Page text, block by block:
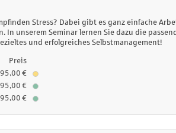
Stress? Dabei gibt es ganz einfache
unserem Seminar lernen Sie dazu die
und erfolgreiches Selbstmanagement!
Preis
€
€
€